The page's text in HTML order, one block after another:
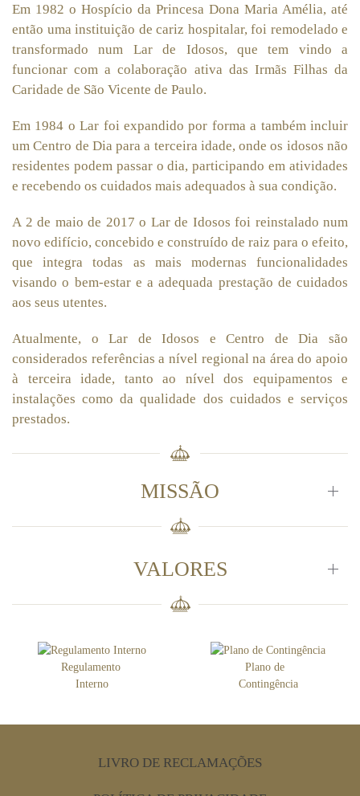
Em 1982 o Hospício da Princesa Dona Maria Amélia, até
então uma instituição de cariz hospitalar, foi remodelado e
transformado num Lar de Idosos, que tem vindo a
funcionar com a colaboração ativa das Irmãs Filhas da
Caridade de São Vicente de Paulo.
Em 1984 o Lar foi expandido por forma a também incluir
um Centro de Dia para a terceira idade, onde os idosos não
residentes podem passar o dia, participando em atividades
e recebendo os cuidados mais adequados à sua condição.
A 2 de maio de 2017 o Lar de Idosos foi reinstalado num
novo edifício, concebido e construído de raiz para o efeito,
que integra todas as mais modernas funcionalidades
visando o bem-estar e a adequada prestação de cuidados
aos seus utentes.
Atualmente, o Lar de Idosos e Centro de Dia são
considerados referências a nível regional na área do apoio
à terceira idade, tanto ao nível dos equipamentos e
instalações como da qualidade dos cuidados e serviços
prestados.
MISSÃO
VALORES
Regulamento
Interno
Plano de
Contingência
LIVRO DE RECLAMAÇÕES